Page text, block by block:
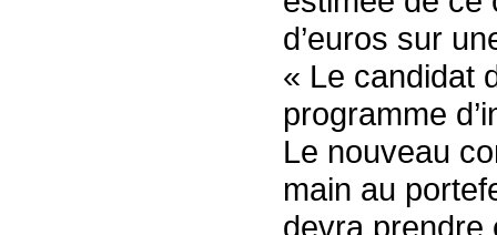
d’euros sur
« Le candidat
programme
Le nouveau
main au
devra prendre